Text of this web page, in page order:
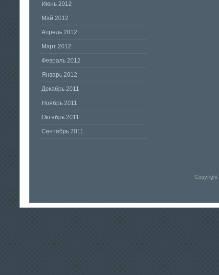
Июнь 2012
Май 2012
Апрель 2012
Март 2012
Февраль 2012
Январь 2012
Декабрь 2011
Ноябрь 2011
Октябрь 2011
Сентябрь 2011